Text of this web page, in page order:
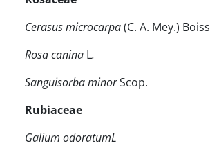
Cerasus microcarpa(C. A. Mey.) Boiss
Rosa canina L.
Sanguisorba minorScop.
Rubiaceae
Galium odoratumL